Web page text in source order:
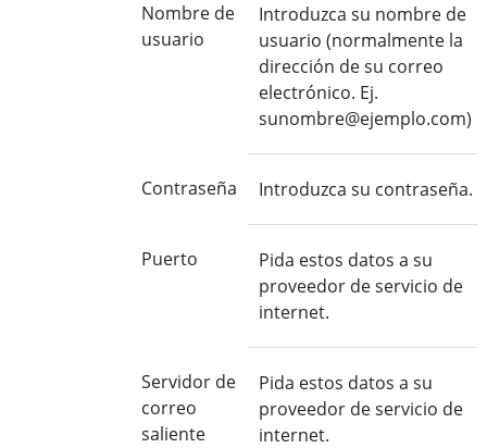
Nombre de
usuario
Introduzca su nombre de
usuario (normalmente la
dirección de su correo
electrónico. Ej.
sunombre@ejemplo.com)
Contraseña Introduzca su contraseña.
Puerto
Pida estos datos a su
proveedor de servicio de
internet.
Servidor de
correo
saliente
Pida estos datos a su
proveedor de servicio de
internet.